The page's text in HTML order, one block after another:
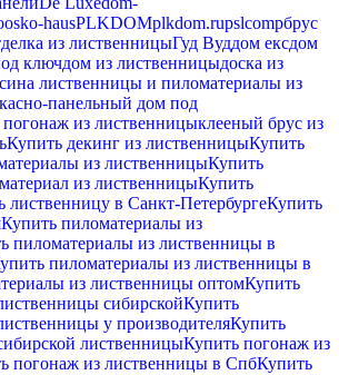
osko-hausPLKDOMplkdom.rupslcompбрус
из лиственницыГуд Вуддом ексдом
ключдом из лиственницыдоска из
лиственницы и пиломатериалы из
панельный дом под
из лиственницыклееный брус из
Купить декинг из лиственницыКупить
из лиственницыКупить
из лиственницыКупить
лиственницу в Санкт-ПетербургеКупить
Купить пиломатериалы из
пиломатериалы из лиственницы в
пиломатериалы из лиственницы в
из лиственницы оптомКупить
сибирскойКупить
у производителяКупить
лиственницыКупить погонаж из
погонаж из лиственницы в СпбКупить